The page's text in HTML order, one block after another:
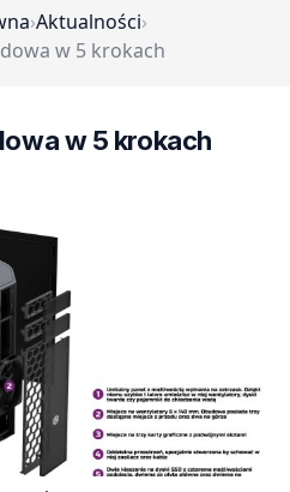
›Aktualności›
w 5 krokach
w 5 krokach